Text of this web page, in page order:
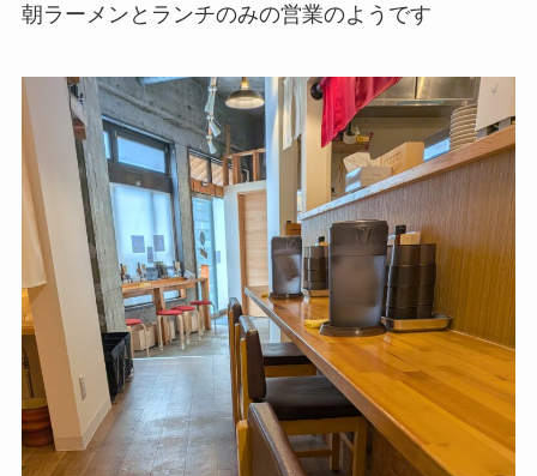
朝ラーメンとランチのみの営業のようです